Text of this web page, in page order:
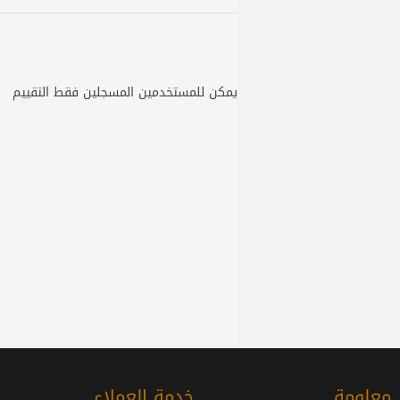
يمكن للمستخدمين المسجلين فقط التقييم